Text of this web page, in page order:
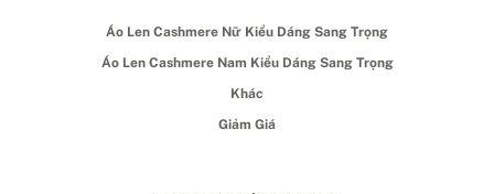
Áo Len Cashmere Nữ Kiểu Dáng Sang Trọng
Áo Len Cashmere Nam Kiểu Dáng Sang Trọng
Khác
Giảm Giá